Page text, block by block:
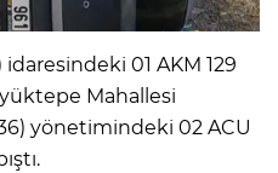
01 AKM 129
Mahallesi
yönetimindeki 02 ACU